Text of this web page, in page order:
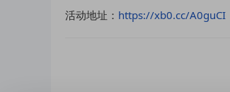
活动地址： https://xb0.cc/A0guCI